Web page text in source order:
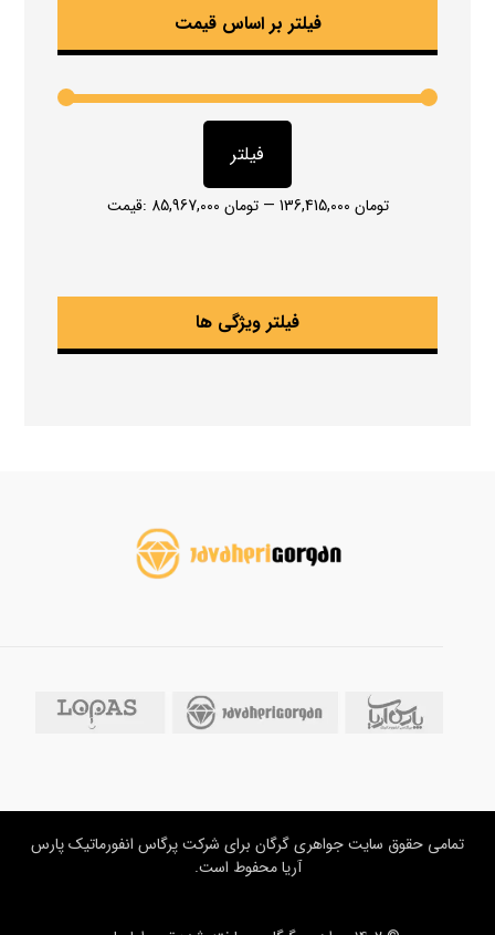
فیلتر بر اساس قیمت
فیلتر
قیمت: 85,967,000 تومان— 136,415,000 تومان
فیلتر ویژگی ها
تمامی حقوق سایت جواهری گرگان برای شرکت پرگاس انفورماتیک پارس
آریا محفوط است.